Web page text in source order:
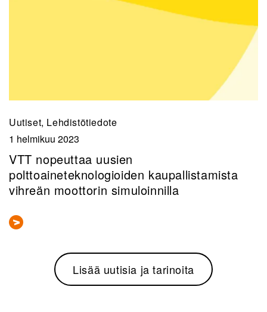
Uutiset, Lehdistötiedote
1 helmikuu 2023
VTT nopeuttaa uusien
polttoaineteknologioiden kaupallistamista
vihreän moottorin simuloinnilla
Lisää uutisia ja tarinoita